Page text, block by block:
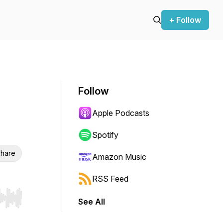
+ Follow
Hold shift to jump forward or backward.
Follow
Apple Podcasts
Spotify
Amazon Music
RSS Feed
See All